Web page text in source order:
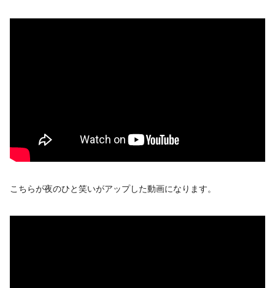
こちらが夜のひと笑いがアップした動画になります。